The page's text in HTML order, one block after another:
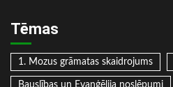
Tēmas
1. Mozus grāmatas skaidrojums